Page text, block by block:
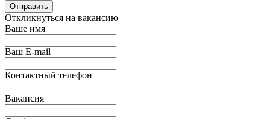
Откликнуться на вакансию
Ваше имя
Ваш E-mail
Контактный телефон
Вакансия